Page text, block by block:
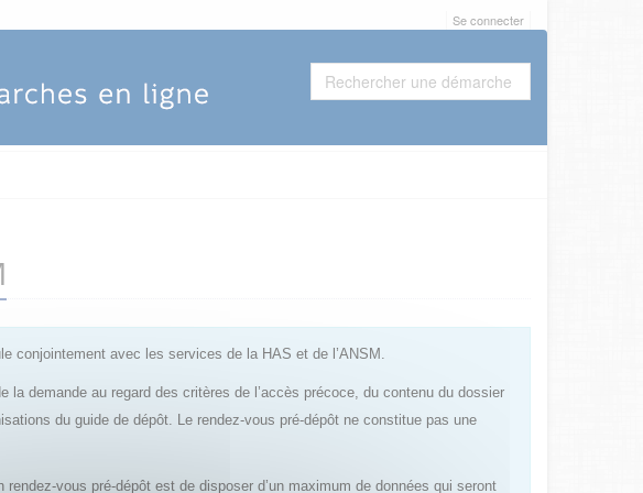
Se connecter
conjointement avec les services de la HAS et de l’ANSM.
la demande au regard des critères de l’accès précoce, du contenu du dossier
du guide de dépôt. Le rendez-vous pré-dépôt ne constitue pas une
vous pré-dépôt est de disposer d’un maximum de données qui seront